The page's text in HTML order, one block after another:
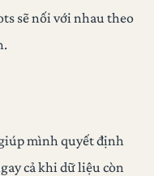
sẽ nối với nhau theo
mình quyết định
cả khi dữ liệu còn